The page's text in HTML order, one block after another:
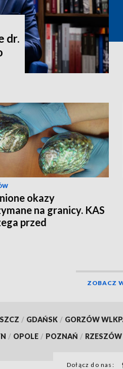
dr.
okazy
na granicy. KAS
przed
ZOBACZ
/ GDAŃSK / GORZÓW
/ OPOLE / POZNAŃ / RZESZÓW
Dołącz do nas: